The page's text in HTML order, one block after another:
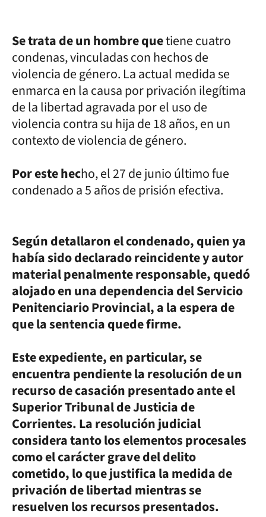
Se trata de un hombre quetiene cuatro
condenas, vinculadas con hechos de
violencia de género. La actual medida se
enmarca en la causa por privación ilegítima
de la libertad agravada por el uso de
violencia contra su hija de 18 años, en un
contexto de violencia de género.
Por este hecho, el 27 de junio último fue
condenado a 5 años de prisión efectiva.
Según detallaron el condenado, quien ya
había sido declarado reincidente y autor
material penalmente responsable, quedó
alojado en una dependencia del Servicio
Penitenciario Provincial, a la espera de
que la sentencia quede firme.
Este expediente, en particular, se
encuentra pendiente la resolución de un
recurso de casación presentado ante el
Superior Tribunal de Justicia de
Corrientes. La resolución judicial
considera tanto los elementos procesales
como el carácter grave del delito
cometido, lo que justifica la medida de
privación de libertad mientras se
resuelven los recursos presentados.